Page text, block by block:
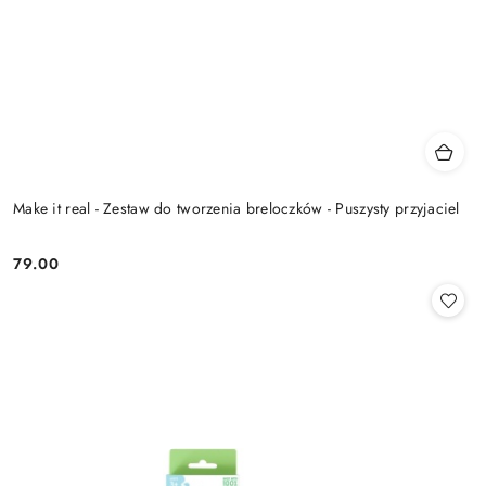
Make it real - Zestaw do tworzenia breloczków - Puszysty przyjaciel
Cena:
79.00